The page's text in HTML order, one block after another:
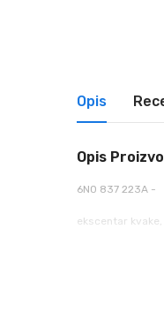
Opis
Opis
6N0 837 223A -
ekscentar